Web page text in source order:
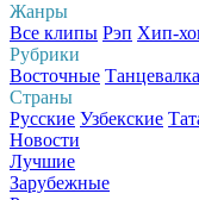
Жанры
Все клипы Рэп Хип-
Рубрики
Восточные Танцевалка
Страны
Русские Узбекские
Новости
Лучшие
Зарубежные